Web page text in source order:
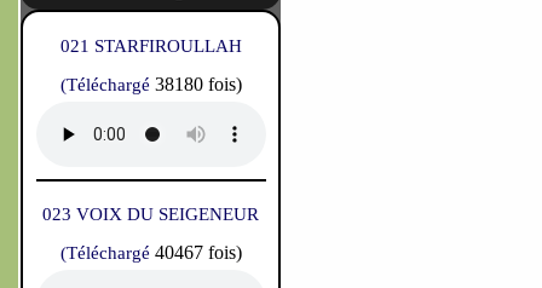
021 STARFIROULLAH
(Téléchargé 38180 fois)
023 VOIX DU SEIGENEUR
(Téléchargé 40467 fois)